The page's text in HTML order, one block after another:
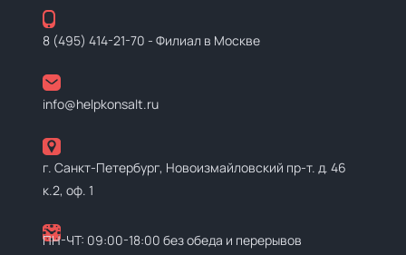
8 (495) 414-21-70 - Филиал в Москве
info@helpkonsalt.ru
г. Санкт-Петербург, Новоизмайловский пр-т. д. 46
к.2, оф. 1
ПН-ЧТ: 09:00-18:00 без обеда и перерывов